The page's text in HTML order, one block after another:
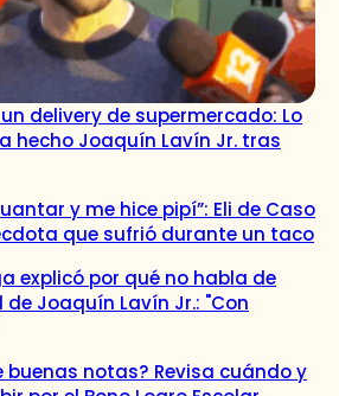
delivery de supermercado: Lo
hecho Joaquín Lavín Jr. tras
y me hice pipí”: Eli de Caso
que sufrió durante un taco
explicó por qué no habla de
Joaquín Lavín Jr.: "Con
buenas notas? Revisa cuándo y